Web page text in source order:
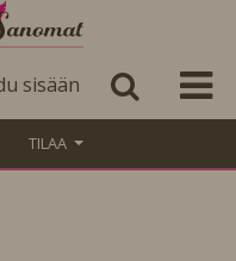
sisään
TILAA